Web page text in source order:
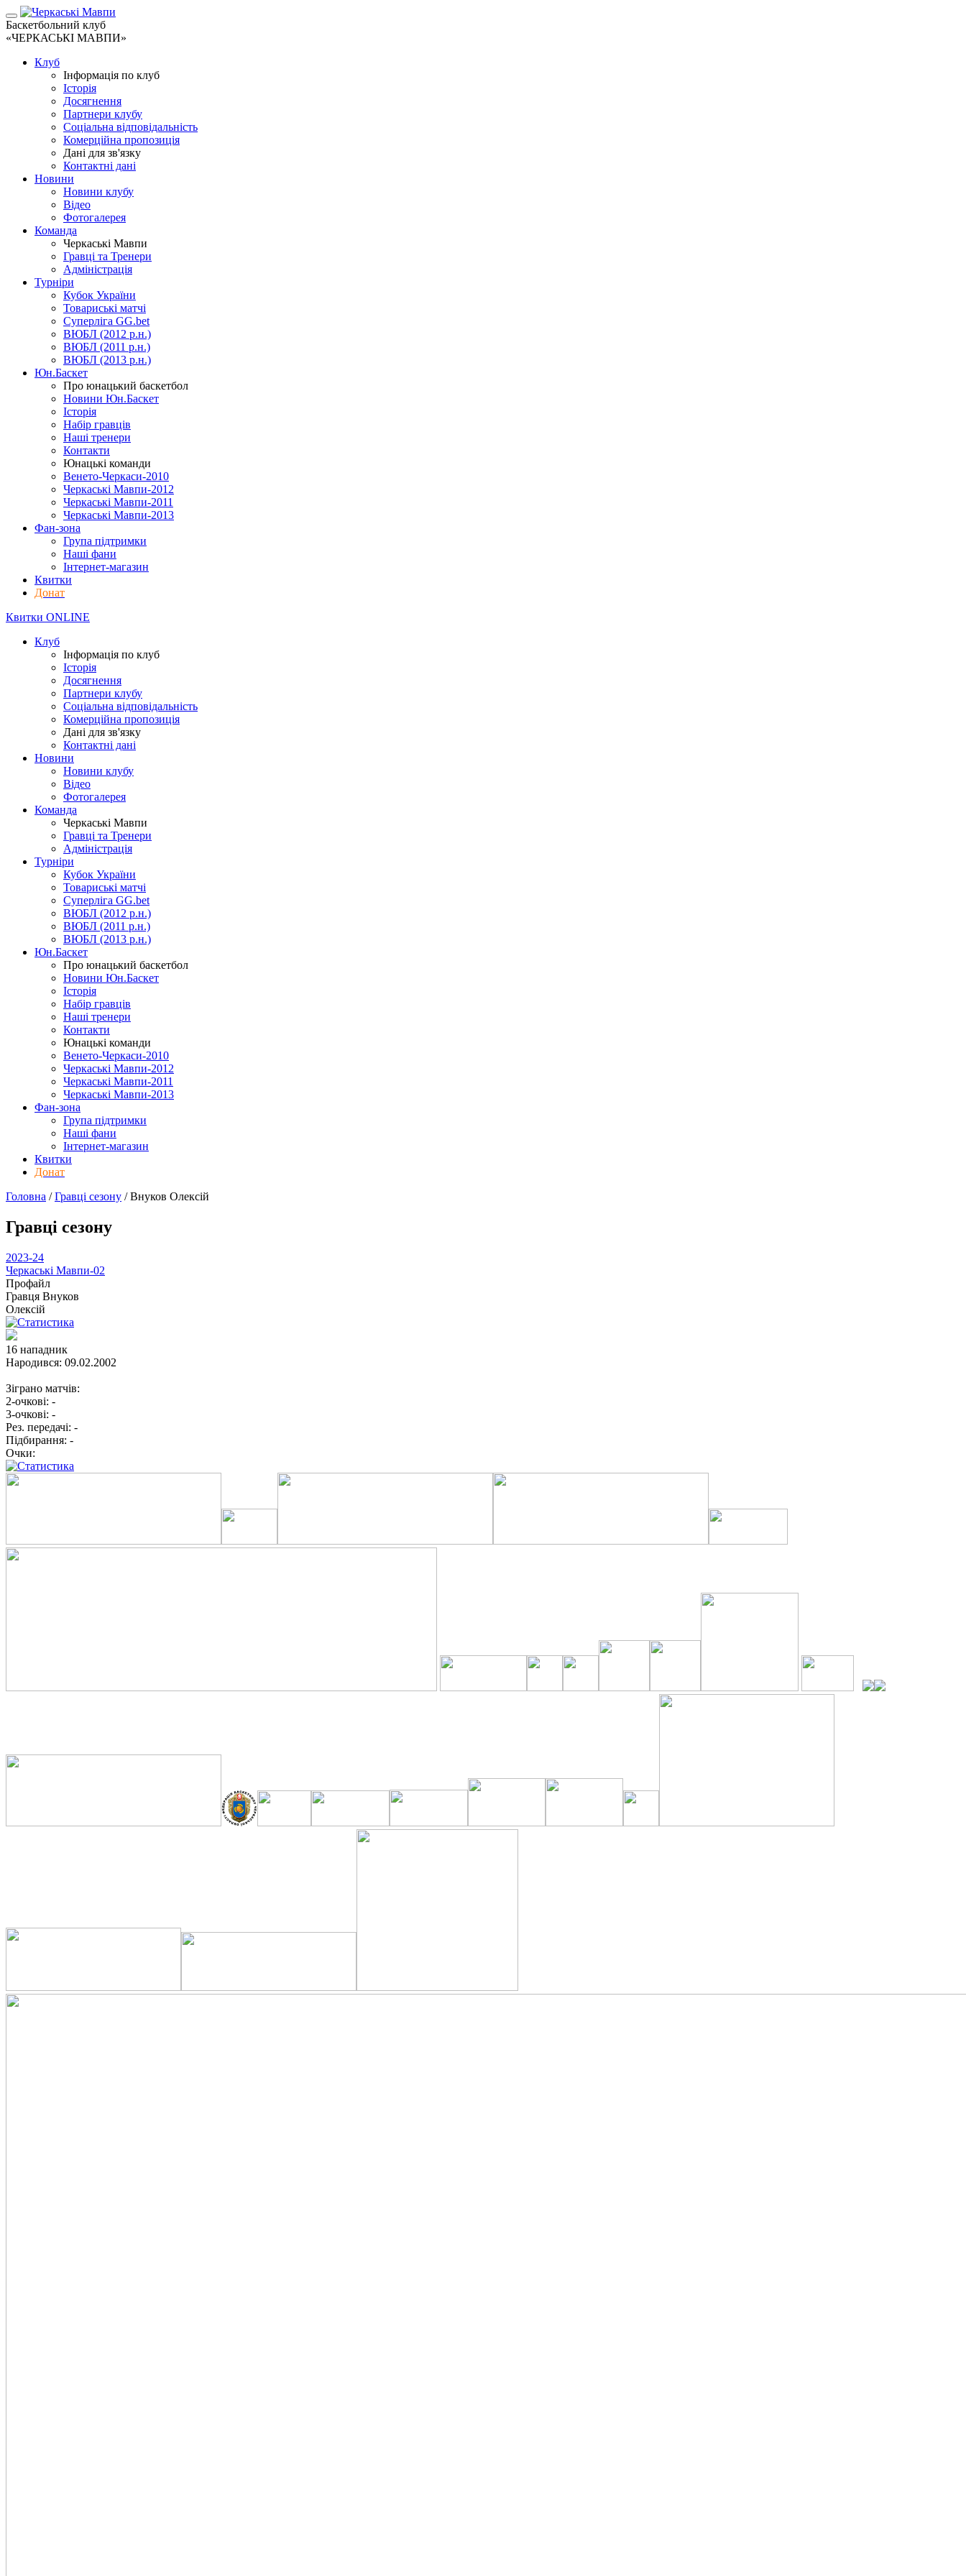
Баскетбольний клуб
«ЧЕРКАСЬКІ МАВПИ»
Клуб
Інформація по клуб
Історія
Досягнення
Партнери клубу
Соціальна відповідальність
Комерційна пропозиція
Дані для зв'язку
Контактні дані
Новини
Новини клубу
Відео
Фотогалерея
Команда
Черкаські Мавпи
Гравці та Тренери
Адміністрація
Турніри
Кубок України
Товариські матчі
Суперліга GG.bet
ВЮБЛ (2012 р.н.)
ВЮБЛ (2011 р.н.)
ВЮБЛ (2013 р.н.)
Юн.Баскет
Про юнацький баскетбол
Новини Юн.Баскет
Історія
Набір гравців
Наші тренери
Контакти
Юнацькі команди
Венето-Черкаси-2010
Черкаські Мавпи-2012
Черкаські Мавпи-2011
Черкаські Мавпи-2013
Фан-зона
Група підтримки
Наші фани
Інтернет-магазин
Квитки
Донат
Квитки ONLINE
Клуб
Інформація по клуб
Історія
Досягнення
Партнери клубу
Соціальна відповідальність
Комерційна пропозиція
Дані для зв'язку
Контактні дані
Новини
Новини клубу
Відео
Фотогалерея
Команда
Черкаські Мавпи
Гравці та Тренери
Адміністрація
Турніри
Кубок України
Товариські матчі
Суперліга GG.bet
ВЮБЛ (2012 р.н.)
ВЮБЛ (2011 р.н.)
ВЮБЛ (2013 р.н.)
Юн.Баскет
Про юнацький баскетбол
Новини Юн.Баскет
Історія
Набір гравців
Наші тренери
Контакти
Юнацькі команди
Венето-Черкаси-2010
Черкаські Мавпи-2012
Черкаські Мавпи-2011
Черкаські Мавпи-2013
Фан-зона
Група підтримки
Наші фани
Інтернет-магазин
Квитки
Донат
Головна /Гравці сезону /Внуков Олексій
Гравці сезону
2023-24
Черкаські Мавпи-02
Профайл
Гравця Внуков
Олексій
16 нападник
Народився: 09.02.2002
Зіграно матчів:
2-очкові: -
3-очкові: -
Рез. передачі: -
Підбирання: -
Очки: